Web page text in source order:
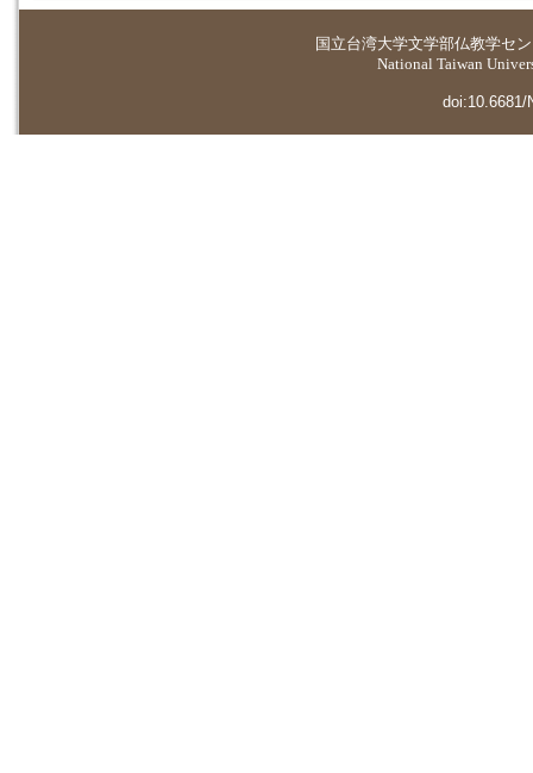
国立台湾大学文学部仏教学セ
National Taiwan
doi:10.6681/